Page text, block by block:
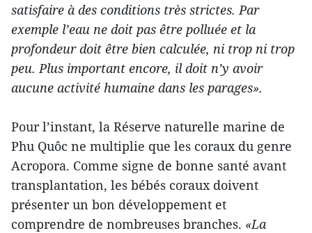
satisfaire à des conditions très strictes. Par
exemple l’eau ne doit pas être polluée et la
profondeur doit être bien calculée, ni trop ni trop
peu. Plus important encore, il doit n’y avoir
aucune activité humaine dans les parages».
Pour l’instant, la Réserve naturelle marine de
Phu Quôc ne multiplie que les coraux du genre
Acropora. Comme signe de bonne santé avant
transplantation, les bébés coraux doivent
présenter un bon développement et
comprendre de nombreuses branches. «La